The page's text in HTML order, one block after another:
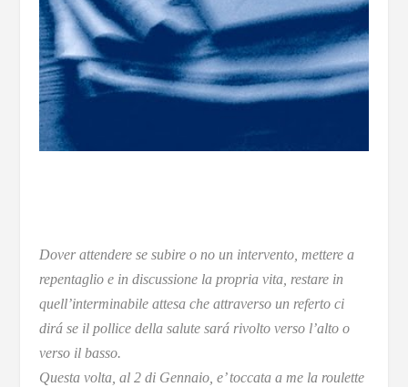
Dover attendere se subire o no un intervento, mettere a
repentaglio e in discussione la propria vita, restare in
quell’interminabile attesa che attraverso un referto ci
dirá se il pollice della salute sará rivolto verso l’alto o
verso il basso.
Questa volta, al 2 di Gennaio, e’ toccata a me la roulette